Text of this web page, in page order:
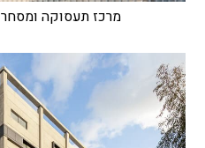
מרכז תעסוקה ומסחר ONYX, צומת סביון